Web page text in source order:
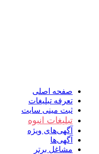
صفحه اصلی
تعرفه تبلیغات
ثبت مینی سایت
تبلیغات انبوه
آگهی‌های ویژه
آگهی‌ها
مشاغل برتر